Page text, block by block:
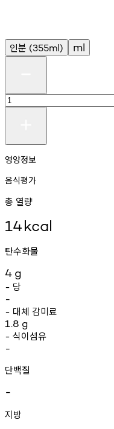
인분 (355ml) ml
영양정보
음식평가
총 열량
14kcal
탄수화물
4 g
- 당
-
- 대체 감미료
1.8 g
- 식이섬유
-
단백질
-
지방